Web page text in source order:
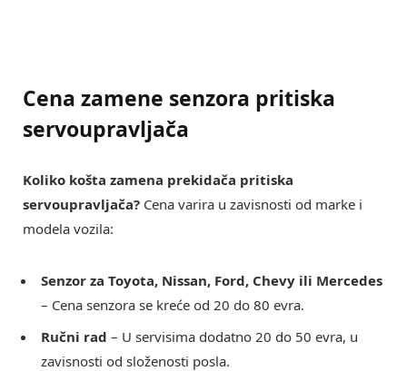
Cena zamene senzora pritiska
servoupravljača
Koliko košta zamena prekidača pritiska
servoupravljača? Cena varira u zavisnosti od marke i
modela vozila:
Senzor za Toyota, Nissan, Ford, Chevy ili Mercedes
– Cena senzora se kreće od 20 do 80 evra.
Ručni rad – U servisima dodatno 20 do 50 evra, u
zavisnosti od složenosti posla.